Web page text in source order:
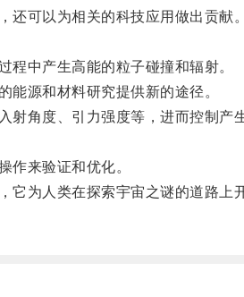
可以为相关的科技应用做出贡献。
中产生高能的粒子碰撞和辐射。
源和材料研究提供新的途径。
度、引力强度等，进而控制产
来验证和优化。
为人类在探索宇宙之谜的道路上